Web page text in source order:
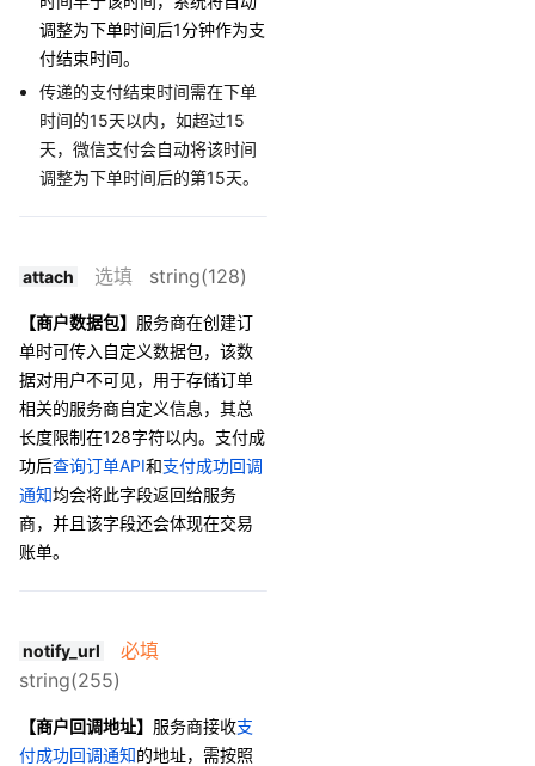
调整为下单时间后1分钟作为支
付结束时间。
传递的支付结束时间需在下单
时间的15天以内，如超过15
天，微信支付会自动将该时间
调整为下单时间后的第15天。
attach 选填 string(128)
【商户数据包】 服务商在创建订
单时可传入自定义数据包，该数
据对用户不可见，用于存储订单
相关的服务商自定义信息，其总
长度限制在128字符以内。支付成
功后查询订单API和支付成功回调
通知均会将此字段返回给服务
商，并且该字段还会体现在交易
账单。
notify_url
必填
string(255)
【商户回调地址】 服务商接收支
付成功回调通知的地址，需按照